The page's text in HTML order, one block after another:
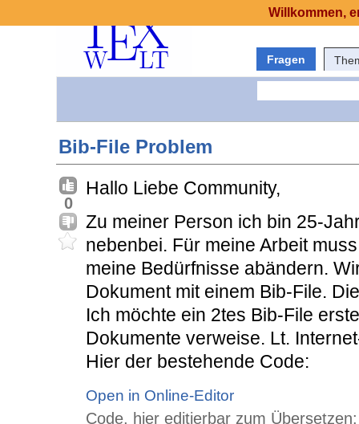
Fragen
Bib-File Problem
0
Hallo Liebe Community,
Zu meiner Person ich bin 25-
nebenbei. Für meine Arbeit
meine Bedürfnisse abändern.
Dokument mit einem Bib-File.
Ich möchte ein 2tes Bib-File
Dokumente verweise. Lt.
Hier der bestehende Code:
Open in Online-Editor
Code, hier editierbar zum Übersetzen:
Willkommen,